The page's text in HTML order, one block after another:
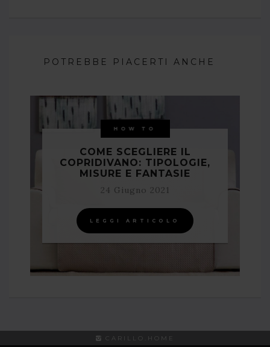
POTREBBE PIACERTI ANCHE
HOW TO
COME SCEGLIERE IL
COPRIDIVANO: TIPOLOGIE,
MISURE E FANTASIE
24 Giugno 2021
LEGGI ARTICOLO
CARILLO.HOME